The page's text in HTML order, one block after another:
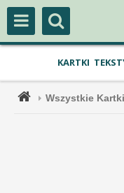
KARTKI
Wszystkie Kartki